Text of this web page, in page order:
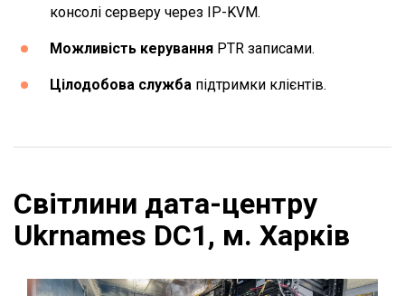
консолі серверу через IP-KVM.
Можливість керування PTR записами.
Цілодобова служба підтримки клієнтів.
Світлини дата-центру
Ukrnames DC1, м. Харків